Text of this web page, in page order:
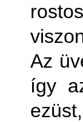
Az
így